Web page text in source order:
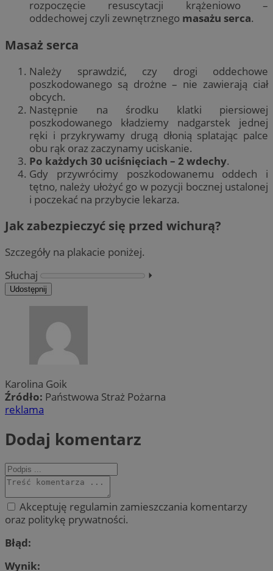
rozpoczęcie resuscytacji krążeniowo –
oddechowej czyli zewnętrznego masażu serca.
Masaż serca
Należy sprawdzić, czy drogi oddechowe
poszkodowanego są drożne – nie zawierają ciał
obcych.
Następnie na środku klatki piersiowej
poszkodowanego kładziemy nadgarstek jednej
ręki i przykrywamy drugą dłonią splatając palce
obu rąk oraz zaczynamy uciskanie.
Po każdych 30 uciśnięciach – 2 wdechy.
Gdy przywrócimy poszkodowanemu oddech i
tętno, należy ułożyć go w pozycji bocznej ustalonej
i poczekać na przybycie lekarza.
Jak zabezpieczyć się przed wichurą?
Szczegóły na plakacie poniżej.
Słuchaj
⏵︎
Udostępnij
Karolina Goik
Źródło: Państwowa Straż Pożarna
reklama
Dodaj komentarz
Akceptuję regulamin zamieszczania komentarzy
oraz politykę prywatności.
Błąd:
Wynik: